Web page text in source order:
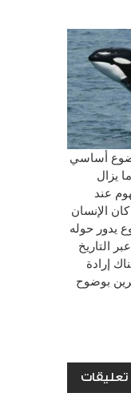
أساسي
يزال
عند
الإنسان
يدور حوله
التاريخ
إرادة
بوضوح
تعليقات